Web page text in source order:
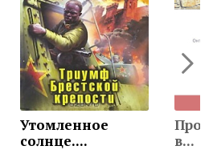
Утомленное
солнце....
в...